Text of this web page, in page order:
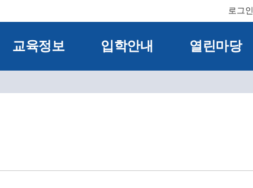
로그인
교육정보 입학안내 열린마당